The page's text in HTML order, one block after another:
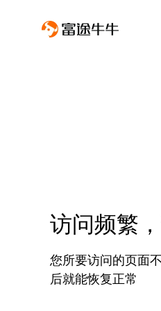
访问频繁
您所要访问的页面
后就能恢复正常